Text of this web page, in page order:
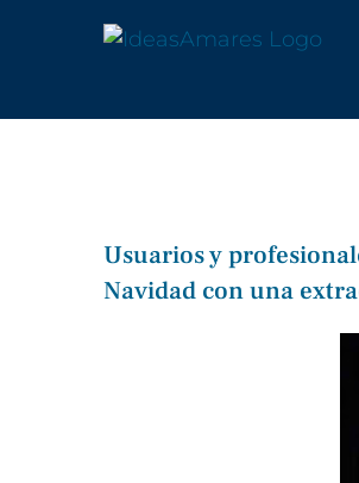
Usuarios y
Navidad con una